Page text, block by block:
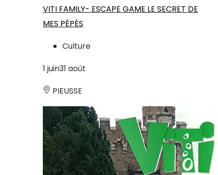
VITI FAMILY- ESCAPE GAME LE SECRET DE
MES PÉPÉS
Culture
1 juin31 août
PIEUSSE